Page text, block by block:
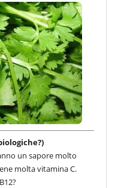
un sapore molto
molta vitamina C.